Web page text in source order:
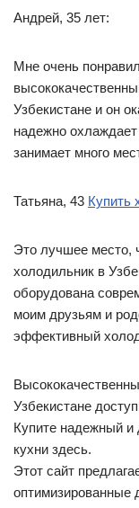
Андрей, 35 лет:
Мне очень
Узбекистане и он
надежно
занимает много
Татьяна, 43 Купить
Это лучшее место,
холодильник в
оборудована
моим друзьям и
эффективный
Узбекистане
Купите надежный
кухни здесь.
Этот сайт
оптимизированные